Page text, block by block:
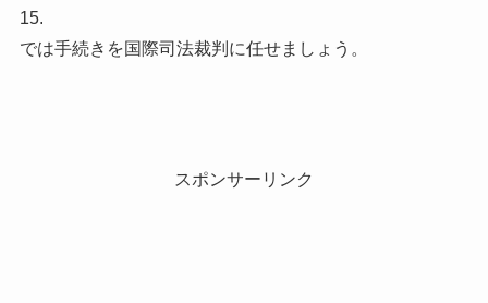
15.
では手続きを国際司法裁判に任せましょう。
スポンサーリンク